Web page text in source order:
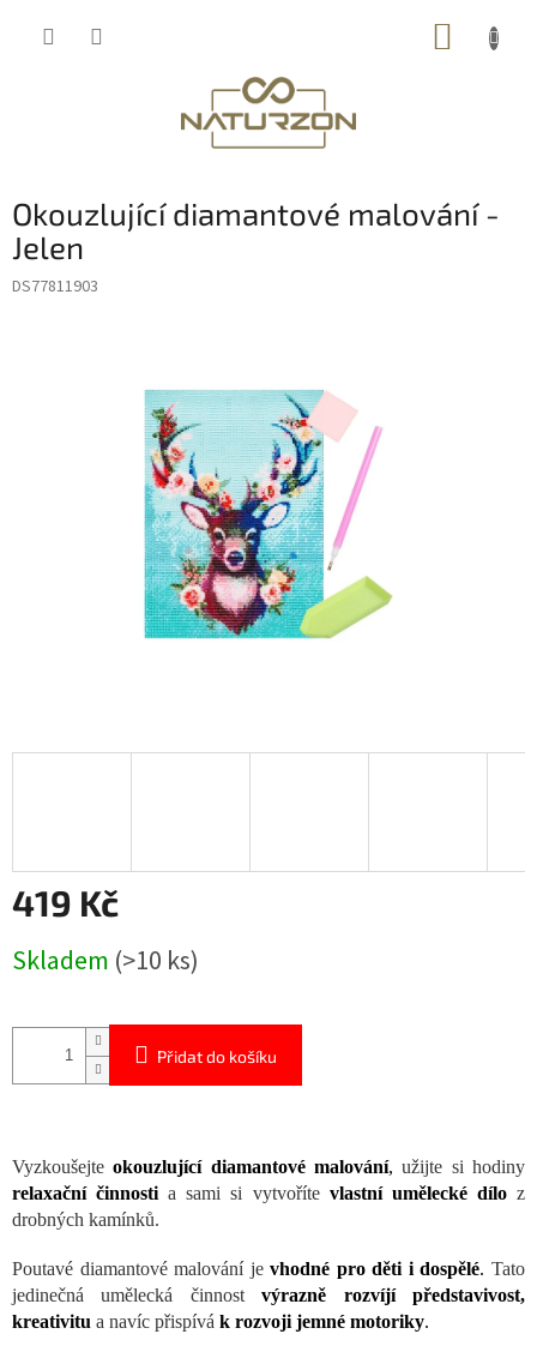
Okouzlující diamantové malování -
Jelen
DS77811903
419 Kč
cena:
Skladem (>10 ks)
Přidat do košíku
Vyzkoušejteokouzlující diamantové malování, užijte si hodiny
relaxační činnosti a sami si vytvoříte vlastní umělecké díloz
drobných kamínků.
Poutavé diamantové malování jevhodné pro děti i dospělé. Tato
jedinečná umělecká činnostvýrazně rozvíjí představivost,
kreativitu a navíc přispívá k rozvoji jemné motoriky.